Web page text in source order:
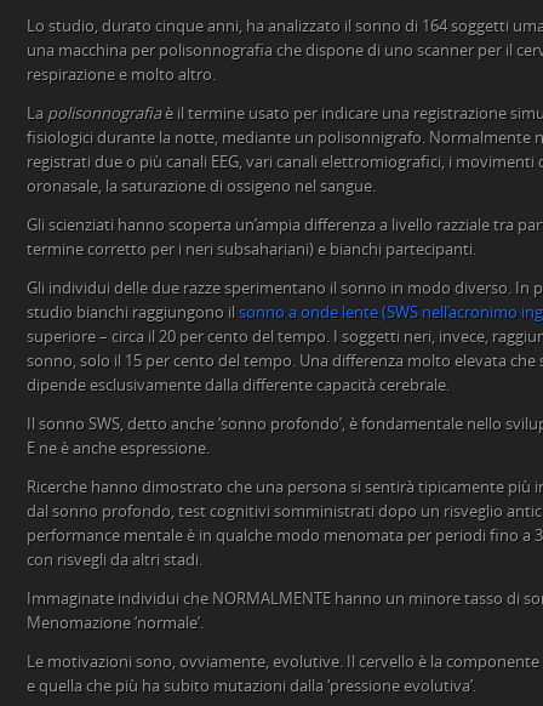
Lo studio, durato cinque anni, ha analizzato il sonno di 164 soggetti
una macchina per polisonnografia che dispone di uno scanner per il
respirazione e molto altro.
La polisonnografiaè il termine usato per indicare una registrazione
fisiologici durante la notte, mediante un polisonnigrafo. Normalmente
registrati due o più canali EEG, vari canali elettromiografici, i movimenti
oronasale, la saturazione di ossigeno nel sangue.
Gli scienziati hanno scoperta un’ampia differenza a livello razziale tra
termine corretto per i neri subsahariani) e bianchi partecipanti.
Gli individui delle due razze sperimentano il sonno in modo diverso. In
studio bianchi raggiungono il sonno a onde lente (SWS nell’acronimo
superiore – circa il 20 per cento del tempo. I soggetti neri, invece,
sonno, solo il 15 per cento del tempo. Una differenza molto elevata che
dipende esclusivamente dalla differente capacità cerebrale.
Il sonno SWS, detto anche ‘sonno profondo’, è fondamentale nello
E ne è anche espressione.
Ricerche hanno dimostrato che una persona si sentirà tipicamente
dal sonno profondo, test cognitivi somministrati dopo un risveglio
performance mentale è in qualche modo menomata per periodi fino a
con risvegli da altri stadi.
Immaginate individui che NORMALMENTE hanno un minore tasso di
Menomazione ‘normale’.
Le motivazioni sono, ovviamente, evolutive. Il cervello è la
e quella che più ha subito mutazioni dalla ‘pressione evolutiva’.